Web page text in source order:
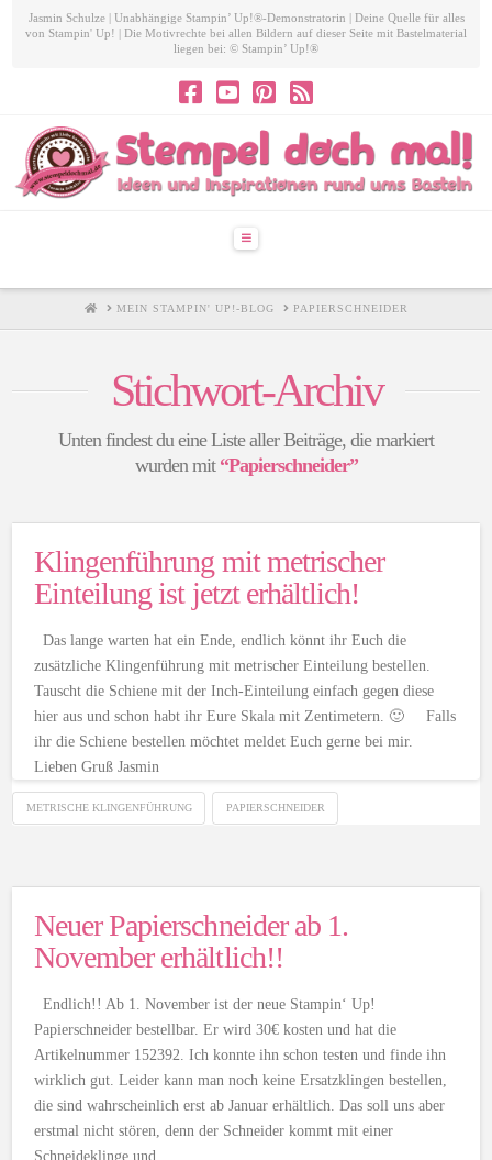
Jasmin Schulze | Unabhängige Stampin’ Up!®-Demonstratorin | Deine Quelle für alles
von Stampin' Up! | Die Motivrechte bei allen Bildern auf dieser Seite mit Bastelmaterial
liegen bei: © Stampin’ Up!®
Navigation
HOMEMEIN STAMPIN' UP!-BLOG PAPIERSCHNEIDER
Stichwort-Archiv
Unten findest du eine Liste aller Beiträge, die markiert
wurden mit “Papierschneider”
Klingenführung mit metrischer
Einteilung ist jetzt erhältlich!
Das lange warten hat ein Ende, endlich könnt ihr Euch die
zusätzliche Klingenführung mit metrischer Einteilung bestellen.
Tauscht die Schiene mit der Inch-Einteilung einfach gegen diese
hier aus und schon habt ihr Eure Skala mit Zentimetern. 🙂 Falls
ihr die Schiene bestellen möchtet meldet Euch gerne bei mir.
Lieben Gruß Jasmin
METRISCHE KLINGENFÜHRUNG PAPIERSCHNEIDER
Neuer Papierschneider ab 1.
November erhältlich!!
Endlich!! Ab 1. November ist der neue Stampin‘ Up!
Papierschneider bestellbar. Er wird 30€ kosten und hat die
Artikelnummer 152392. Ich konnte ihn schon testen und finde ihn
wirklich gut. Leider kann man noch keine Ersatzklingen bestellen,
die sind wahrscheinlich erst ab Januar erhältlich. Das soll uns aber
erstmal nicht stören, denn der Schneider kommt mit einer
Schneideklinge und …